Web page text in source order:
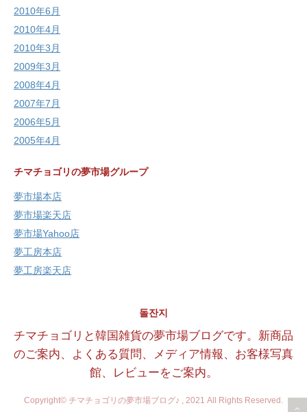
2010年6月
2010年4月
2010年3月
2009年3月
2008年4月
2007年7月
2006年5月
2005年4月
チマチョゴリの夢市場グループ
夢市場本店
夢市場楽天店
夢市場Yahoo店
夢工房本店
夢工房楽天店
돌잔지
チマチョゴリと韓国雑貨の夢市場ブログです。新商品
のご案内、よくある質問、メディア情報、お客様写真
館、レビューをご案内。
Copyright© チマチョゴリの夢市場ブログ♪ , 2021 All Rights Reserved.